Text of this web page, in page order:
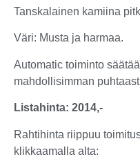
Tanskalainen kamiina
Väri: Musta ja harmaa.
Automatic toiminto
mahdollisimman
Listahinta: 2014,-
Rahtihinta riippuu
klikkaamalla alta: